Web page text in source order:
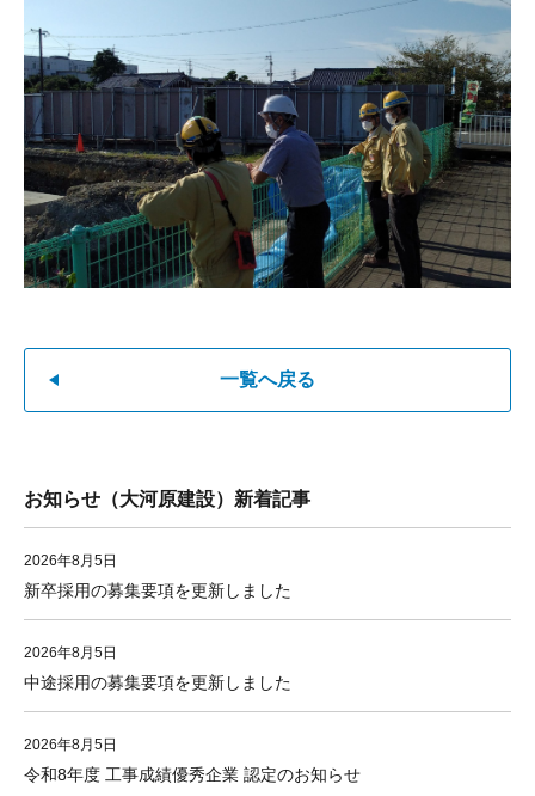
一覧へ戻る
お知らせ（大河原建設）新着記事
2026年8月5日
新卒採用の募集要項を更新しました
2026年8月5日
中途採用の募集要項を更新しました
2026年8月5日
令和8年度 工事成績優秀企業 認定のお知らせ